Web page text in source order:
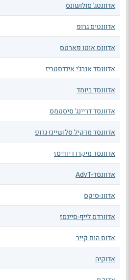
אדוונטג' סולושונס
אדוונטיס גרופ
אדוונס אוטו פארטס
אדוונסד אנרג'י אינדסטריז
אדוונסד ביומד
אדוונסד דריינג' סיסטמס
אדוונסד מדקיל סלושיינז גרופ
אדוונסד מיקרו דיווייסז
אדוונסד-AdvT
אדוונ-סיקס
אדוורדס לייף-סיינסז
אדוס הום קייר
אדוקיה